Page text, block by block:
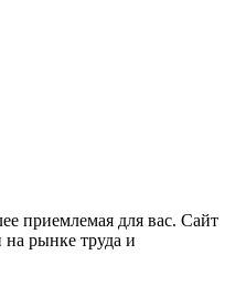
приемлемая для вас. Сайт
рынке труда и